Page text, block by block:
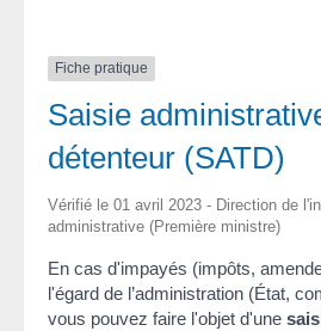
Fiche pratique
Saisie
détenteur (SATD)
Vérifié le 01 avril 2023 - Direction de
administrative (Première ministre)
En cas d'impayés (impôts,
l'égard de l’administration (État,
vous pouvez faire l'objet d'une